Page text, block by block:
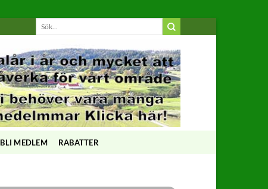
BLI MEDLEM RABATTER